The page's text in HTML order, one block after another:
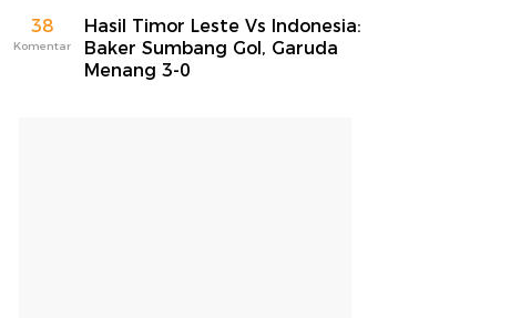
38
Komentar
Hasil Timor Leste Vs Indonesia:
Baker Sumbang Gol, Garuda
Menang 3-0